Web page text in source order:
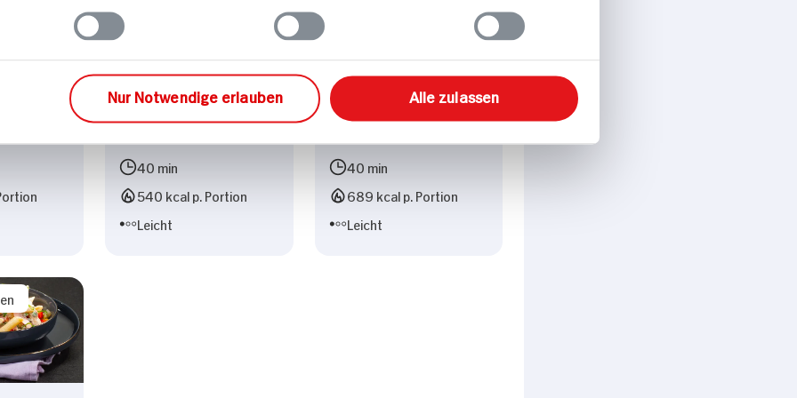
Nur Notwendige erlauben
Alle zulassen
40 min
540 kcal p. Portion
Leicht
40 min
689 kcal p. Portion
Leicht